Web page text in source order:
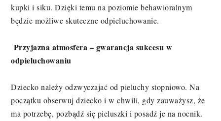
kupki i siku. Dzięki temu na poziomie behawioralnym
będzie możliwe skuteczne odpieluchowanie.
Przyjazna atmosfera – gwarancja sukcesu w
odpieluchowaniu
Dziecko należy odzwyczajać od pieluchy stopniowo. Na
początku obserwuj dziecko i w chwili, gdy zauważysz, że
ma potrzebę, pozbądź się pieluszki i posadź je na nocnik.